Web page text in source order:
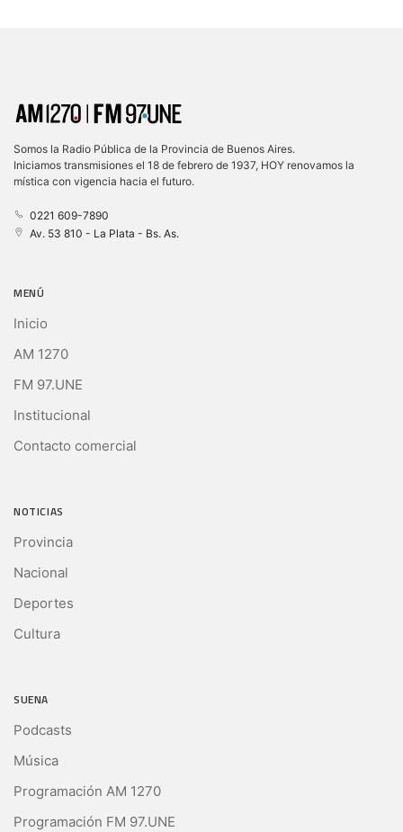
Somos la Radio Pública de la Provincia de Buenos Aires.
Iniciamos transmisiones el 18 de febrero de 1937, HOY renovamos la
mística con vigencia hacia el futuro.
0221 609-7890
Av. 53 810 - La Plata - Bs. As.
MENÚ
Inicio
AM 1270
FM 97.UNE
Institucional
Contacto comercial
NOTICIAS
Provincia
Nacional
Deportes
Cultura
SUENA
Podcasts
Música
Programación AM 1270
Programación FM 97.UNE